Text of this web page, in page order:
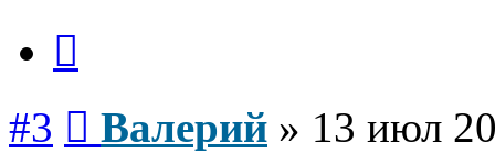
#3 Валерий » 13 июл